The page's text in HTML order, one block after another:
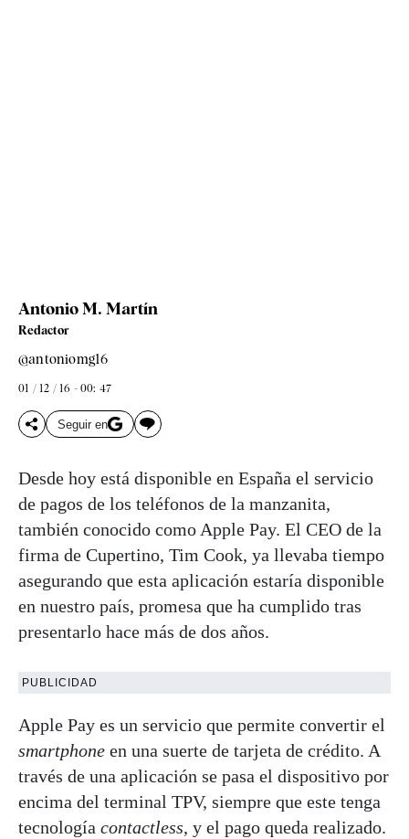
Antonio M. Martín
Redactor
@antoniomg16
01 / 12 / 16 - 00: 47
Seguir en
Desde hoy está disponible en España el servicio
de pagos de los teléfonos de la manzanita,
también conocido como Apple Pay. El CEO de la
firma de Cupertino, Tim Cook, ya llevaba tiempo
asegurando que esta aplicación estaría disponible
en nuestro país, promesa que ha cumplido tras
presentarlo hace más de dos años.
PUBLICIDAD
Apple Pay es un servicio que permite convertir el
smartphone en una suerte de tarjeta de crédito. A
través de una aplicación se pasa el dispositivo por
encima del terminal TPV, siempre que este tenga
tecnología contactless, y el pago queda realizado.